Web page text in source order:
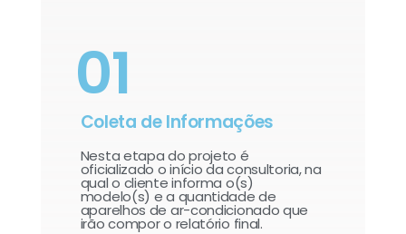
01
Coleta de Informações
Nesta etapa do projeto é
oficializado o início da consultoria, na
qual o cliente informa o(s)
modelo(s) e a quantidade de
aparelhos de ar-condicionado que
irão compor o relatório final.​